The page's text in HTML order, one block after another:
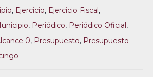
, Ejercicio, Ejercicio Fiscal,
, Periódico, Periódico Oficial,
0, Presupuesto, Presupuesto